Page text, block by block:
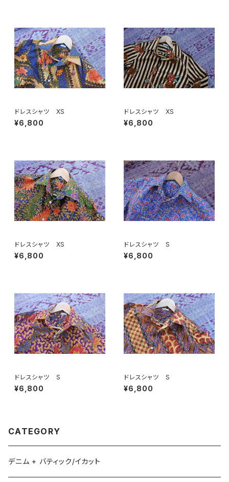
ドレスシャツ XS
¥6,800
ドレスシャツ XS
¥6,800
ドレスシャツ XS
¥6,800
ドレスシャツ S
¥6,800
ドレスシャツ S
¥6,800
ドレスシャツ S
¥6,800
CATEGORY
デニム + バティック/イカット